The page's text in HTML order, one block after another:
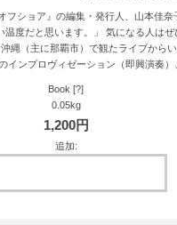
フショア』の編集・発行人、山本佳奈
温度だと思います。」 気になる人はぜ
縄（主に那覇市）で観たライブから
インプロヴィゼーション（即興演奏）
Book [?]
0.05kg
1,200円
追加: